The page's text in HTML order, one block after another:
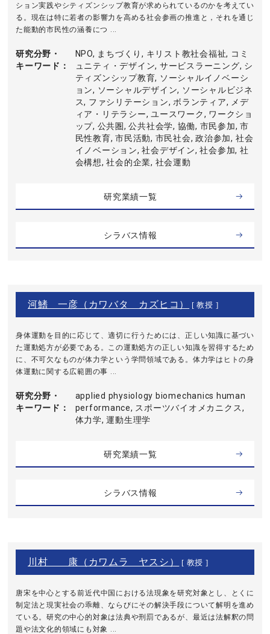
ション実践やシティズンシップ教育が求められているのかを考えてい
る。現在は特に若者の影響力を高める社会参画の推進と，それを通じ
た能動的市民性の涵養につ ...
研究分野・
キーワード
NPO, まちづくり, キリスト教社会福祉, コミ
ュニティ・デザイン, サービスラーニング, シ
ティズンシップ教育, ソーシャルイノベーシ
ョン, ソーシャルデザイン, ソーシャルビジネ
ス, ファシリテーション, ボランティア, メデ
ィア・リテラシー, ユースワーク, ワークショ
ップ, 公共圏, 公共社会学, 協働, 市民参加, 市
民性教育, 市民活動, 市民社会, 政治参加, 社会
イノベーション, 社会デザイン, 社会参加, 社
会構想, 社会的企業, 社会運動
研究業績一覧
シラバス情報
河鰭 一彦（カワバタ カズヒコ） [ 教授 ]
身体運動を目的に応じて、適切に行うためには、正しい知識に基づい
た運動処方が必要である。この運動処方の正しい知識を習得するため
に、不可欠なものが体力学という学問領域である。体力学はヒトの身
体運動に関する広範囲の事 ...
研究分野・
キーワード
applied physiology biomechanics human
performance, スポーツバイオメカニクス,
体力学, 運動生理学
研究業績一覧
シラバス情報
川村 康（カワムラ ヤスシ） [ 教授 ]
唐宋を中心とする前近代中国における法現象を研究対象とし、とくに
制定法と現実社会の乖離、ならびにその解決手段について解明を進め
ている。研究の中心的対象は法典や刑罰であるが、最近は法解釈の問
題や法文化的領域にも対象 ...